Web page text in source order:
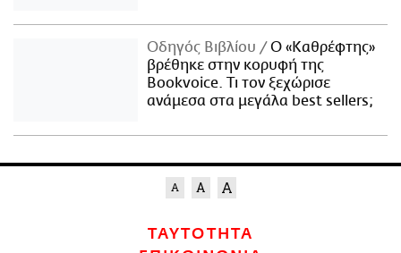
Οδηγός Βιβλίου
Ο «Καθρέφτης»
βρέθηκε στην κορυφή της
Bookvoice. Τι τον ξεχώρισε
ανάμεσα στα μεγάλα best sellers;
ΤΑΥΤΟΤΗΤΑ